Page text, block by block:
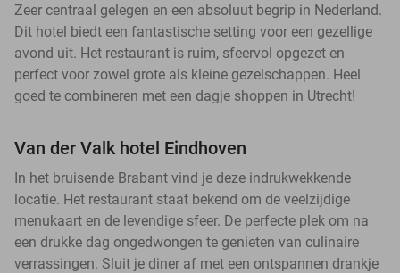
Zeer centraal gelegen en een absoluut begrip in Nederland.
Dit hotel biedt een fantastische setting voor een gezellige
avond uit. Het restaurant is ruim, sfeervol opgezet en
perfect voor zowel grote als kleine gezelschappen. Heel
goed te combineren met een dagje shoppen in Utrecht!
Van der Valk hotel Eindhoven
In het bruisende Brabant vind je deze indrukwekkende
locatie. Het restaurant staat bekend om de veelzijdige
menukaart en de levendige sfeer. De perfecte plek om na
een drukke dag ongedwongen te genieten van culinaire
verrassingen. Sluit je diner af met een ontspannen drankje